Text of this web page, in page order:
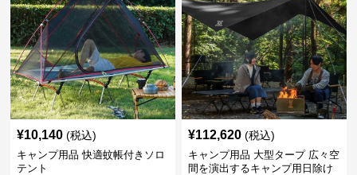
¥10,140 (税込)
キャンプ用品 快適蚊帳付きソロ
テント
¥112,620 (税込)
キャンプ用品 大型タープ 広々空
間を演出するキャンプ用日除け